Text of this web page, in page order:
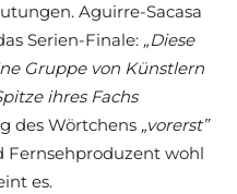
Aguirre-Sacasa
Serien-Finale: „Diese
Gruppe von Künstlern
ihres Fachs
des Wörtchens „vorerst”
Fernsehproduzent wohl
es.